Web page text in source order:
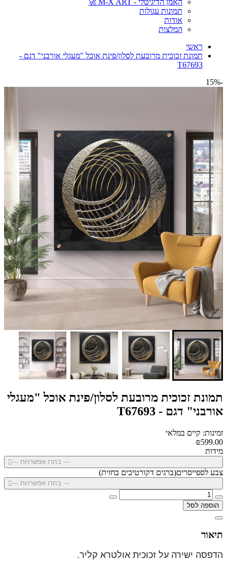
תמונות עגולות
אודות
המלצות
ראשי
תמונת זכוכית מרובעת לסלון/פינת אוכל "מעגלי אורבני" דגם -
T67693
-15%
תמונת זכוכית מרובעת לסלון/פינת אוכל "מעגלי
אורבני" דגם - T67693
זמינות: קיים במלאי
₪599.00
מידות
--- בחרו אפשרויות ---
צבע לספייסרים(ברגים דקורטיבים בחזית)
--- בחרו אפשרויות ---
הוספה לסל
תיאור
הדפסה ישירה על זכוכית אולטרא קליר.